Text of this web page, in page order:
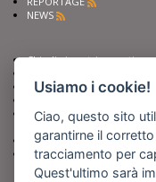
NEWS
Chiedi ai nostri esperti
Fai pubblicità con noi
Iscriviti al nostro corso di
giornalismo
Compra i nostri libri
Entra in Barinedita Map
Usiamo i cookie!
Ciao, questo sito
garantirne il
tracciamento per
Quest'ultimo sarà